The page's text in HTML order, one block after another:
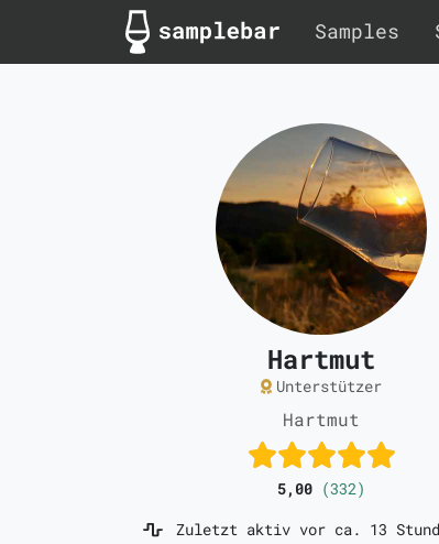
Samples
Hartmut
Unterstützer
Hartmut
5,00 (332)
Zuletzt aktiv vor ca. 13